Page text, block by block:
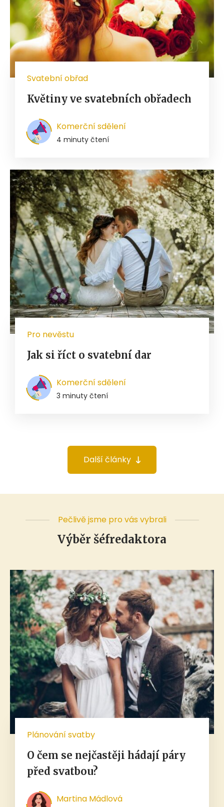
Svatební obřad
Květiny ve svatebních obřadech
Komerční sdělení
4 minuty čtení
Pro nevěstu
Jak si říct o svatební dar
Komerční sdělení
3 minuty čtení
Další články
Pečlivě jsme pro vás vybrali
Výběr šéfredaktora
Plánování svatby
O čem se nejčastěji hádají páry
před svatbou?
Martina Mádlová